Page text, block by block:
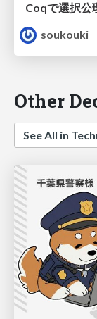
Coqで選択公
soukouki
Other
See All in